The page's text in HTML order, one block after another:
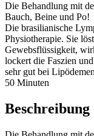
Die Behandlung mit
Bauch, Beine und Po!
Die brasilianische
Physiotherapie. Sie
Gewebsflüssigkeit,
lockert die Faszien
sehr gut bei
50 Minuten
Beschreibung